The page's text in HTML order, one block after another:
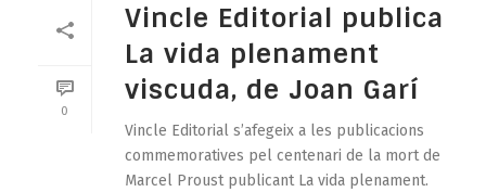
0
Vincle Editorial publica
La vida plenament
viscuda, de Joan Garí
Vincle Editorial s’afegeix a les publicacions
commemoratives pel centenari de la mort de
Marcel Proust publicant La vida plenament.